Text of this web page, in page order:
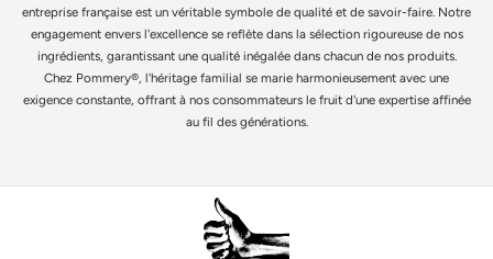
entreprise française est un véritable symbole de qualité et de savoir-faire. Notre
engagement envers l'excellence se reflète dans la sélection rigoureuse de nos
ingrédients, garantissant une qualité inégalée dans chacun de nos produits.
Chez Pommery®, l'héritage familial se marie harmonieusement avec une
exigence constante, offrant à nos consommateurs le fruit d'une expertise affinée
au fil des générations.